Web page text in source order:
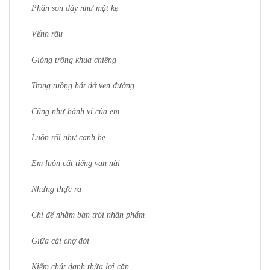
Phấn son dày như mặt kẹ
Vểnh râu
Gióng trống khua chiêng
Trong tuồng hát dở ven đường
Cũng như hành vi của em
Luôn rối như canh hẹ
Em luôn cất tiếng van nài
Nhưng thực ra
Chỉ để nhằm bán trôi nhân phẩm
Giữa cái chợ đời
Kiếm chút danh thừa lợi cặn